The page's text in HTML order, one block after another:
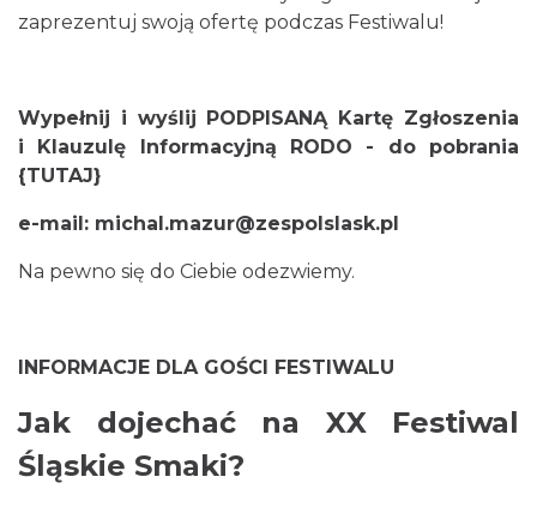
zaprezentuj swoją ofertę podczas Festiwalu!
Wypełnij i wyślij PODPISANĄ Kartę Zgłoszenia
i Klauzulę Informacyjną RODO - do pobrania
{TUTAJ}
e-mail: michal.mazur@zespolslask.pl
Na pewno się do Ciebie odezwiemy.
INFORMACJE DLA GOŚCI FESTIWALU
Jak dojechać na XX Festiwal
Śląskie Smaki?